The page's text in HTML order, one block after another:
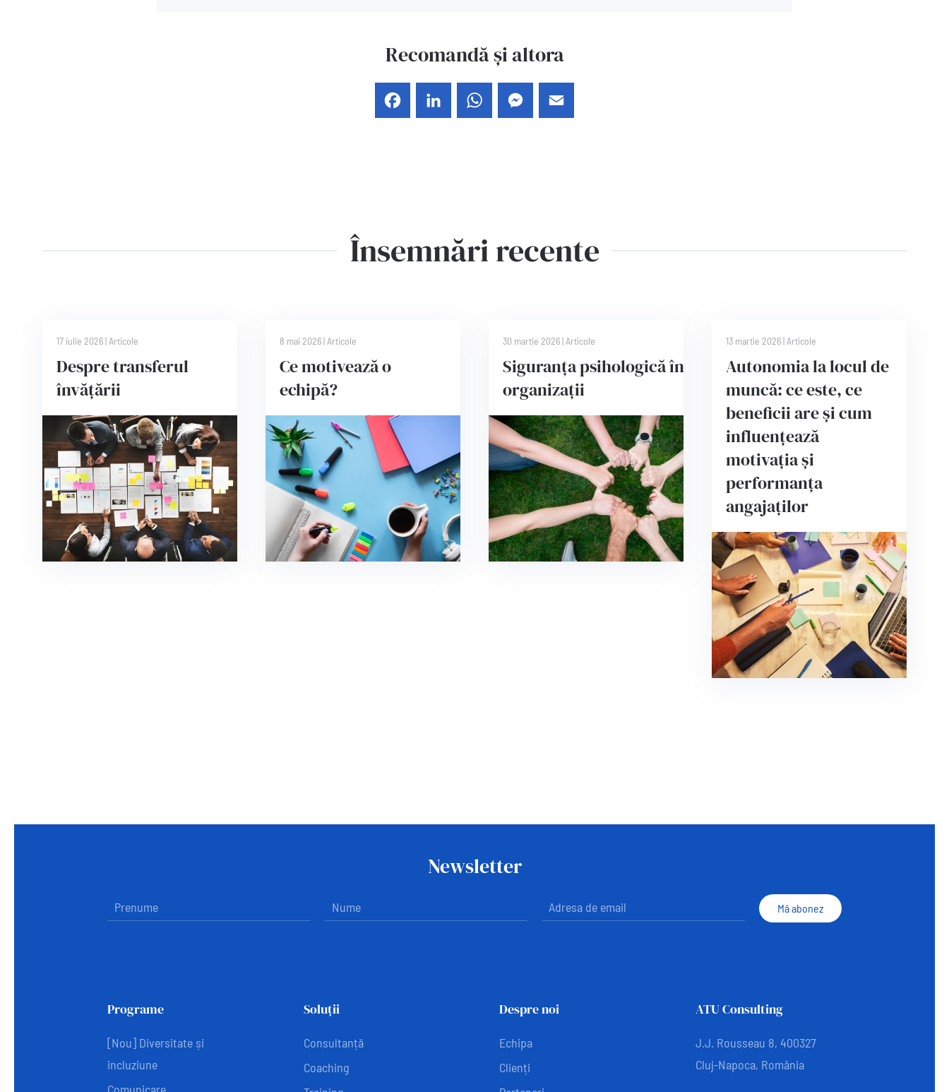
Recomandă și altora
Facebook LinkedIn WhatsApp Messenger
Însemnări recente
17 iulie 2026|Articole
Despre transferul
învățării
8 mai 2026|Articole
Ce motivează o
echipă?
30 martie 2026|Articole
Siguranța psihologică în
organizații
13 martie 2026|Articole
Autonomia la locul de
muncă: ce este, ce
beneficii are și cum
influențează
motivația și
performanța
angajaților
Newsletter
Mă abonez
Programe
[Nou] Diversitate și
incluziune
Soluții
Consultanță
Coaching
Despre noi
Echipa
Clienți
ATU Consulting
J.J. Rousseau 8, 400327
Cluj-Napoca, România